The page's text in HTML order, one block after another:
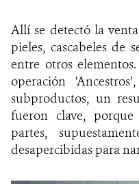
Allí se detectó la
pieles, cascabeles de
entre otros
operación
subproductos, un
fueron clave,
partes,
desapercibidas para